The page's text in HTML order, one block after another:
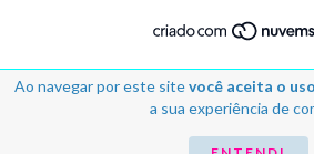
Ao navegar por este sitevocê aceita o
a sua experiência de